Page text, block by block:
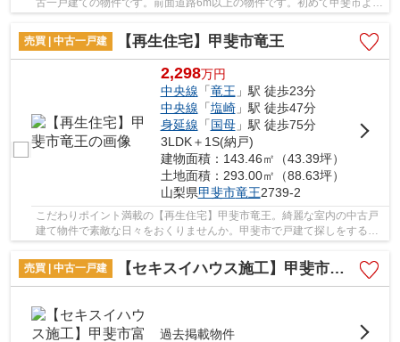
戸建て探しをされる方も、地域に特化した当社...
売買 | 中古一戸建
【再生住宅】甲斐市竜王
2,298万円
中央線 「竜王 」駅 徒歩23分
中央線 「塩崎」駅 徒歩47分
身延線 「国母」駅 徒歩75分
3LDK＋1S(納戸)
建物面積：143.46㎡（43.39坪）
土地面積：293.00㎡（88.63坪）
山梨県甲斐市竜王2739-2
こだわりポイント満載の【再生住宅】甲斐市竜王。綺麗な室内の中古戸
建て物件で素敵な日々をおくりませんか。甲斐市で戸建て探しをする方
は、多種多様に物件を取り扱っている当社まで...
売買 | 中古一戸建
【セキスイハウス施工】甲斐市富竹新田
過去掲載物件